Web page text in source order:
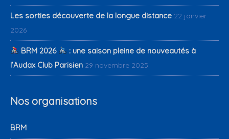
Les sorties découverte de la longue distance 22 janvier
2026
BRM 2026
: une saison pleine de nouveautés à
l’Audax Club Parisien 29 novembre 2025
Nos organisations
BRM